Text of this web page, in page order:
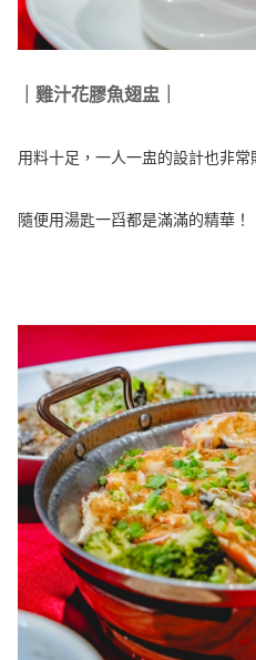
｜雞汁花膠魚翅盅｜
用料十足，一人一盅的設計也非常
隨便用湯匙一舀都是滿滿的精華！